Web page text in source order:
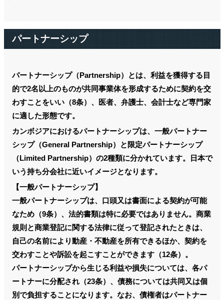
パートナーシップ
パートナーシップ（Partnership）とは、利益を獲得する目
的で2名以上のものが共同事業体を形成するために契約を交
わすことをいい（8条）、医者、弁護士、会計士など専門家
に適した形態です。
カンボジアにおけるパートナーシップは、一般パートナー
シップ（General Partnership）と限定パートナーシップ
（Limited Partnership）の2種類に分かれています。日本で
いう持ち分会社に近いイメージとなります。
【一般パートナーシップ】
一般パートナーシップは、口頭又は書面による契約が可能
なため（9条）、法的書類は特に必要ではありません。商業
規則と商業登記に関する法律に従って登記されたときは、
自己の名前により動産・不動産を所有できるほか、契約を
交わすことや訴訟を起こすことができます（12条）。
パートナーシップから生じる利益や損失については、各パ
ートナーに分配され（23条）、債務については共同又は個
別で負担することになります。なお、債権者はパートナー